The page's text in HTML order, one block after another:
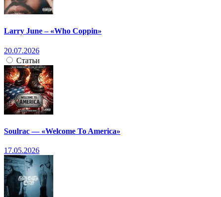
Larry June – «Who Coppin»
20.07.2026
Статьи
Soulrac — «Welcome To America»
17.05.2026